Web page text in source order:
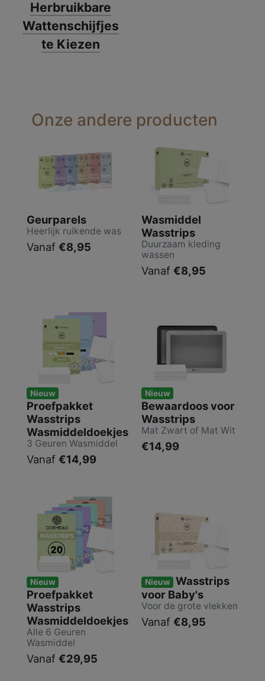
Herbruikbare
Wattenschijfjes
te Kiezen
Onze andere producten
Geurparels
Heerlijk ruikende was
Vanaf €8,95
Wasmiddel
Wasstrips
Duurzaam kleding
wassen
Vanaf €8,95
Nieuw
Proefpakket
Wasstrips
Wasmiddeldoekjes
3 Geuren Wasmiddel
Vanaf €14,99
Nieuw
Bewaardoos voor
Wasstrips
Mat Zwart of Mat Wit
€14,99
Nieuw
Proefpakket
Wasstrips
Wasmiddeldoekjes
Alle 6 Geuren
Wasmiddel
Vanaf €29,95
Nieuw
Wasstrips
voor Baby's
Voor de grote vlekken
Vanaf €8,95